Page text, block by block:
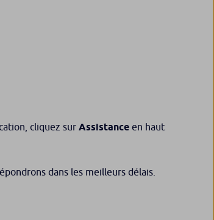
cliquez sur Assistance en haut
dans les meilleurs délais.